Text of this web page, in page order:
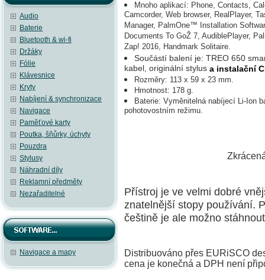
Audio
Baterie
Bluetooth & wi-fi
Držáky
Fólie
Klávesnice
Kryty
Nabíjení & synchronizace
Navigace
Paměťové karty
Poutka, šňůrky, úchyty
Pouzdra
Stylusy
Náhradní díly
Reklamní předměty
Nezařaditelné
Navigace a mapy
Mnoho aplikací: Phone, Contacts,
Camcorder, Web browser, RealPlayer,
Manager, PalmOne™ Installation
Documents To GoŽ 7, AudiblePlayer,
Zap! 2016, Handmark Solitaire.
Součástí balení je: TREO 650
kabel, originální stylus a instalační
Rozměry: 113 x 59 x 23 mm.
Hmotnost: 178 g.
Baterie: Vyměnitelná nabíjecí Li-Ion
pohotovostním režimu.
Přístroj je ve velmi dobré
znatelnější stopy používání.
češtině je ale možno
Distribuováno přes EURiSCO
cena je konečná a DPH není